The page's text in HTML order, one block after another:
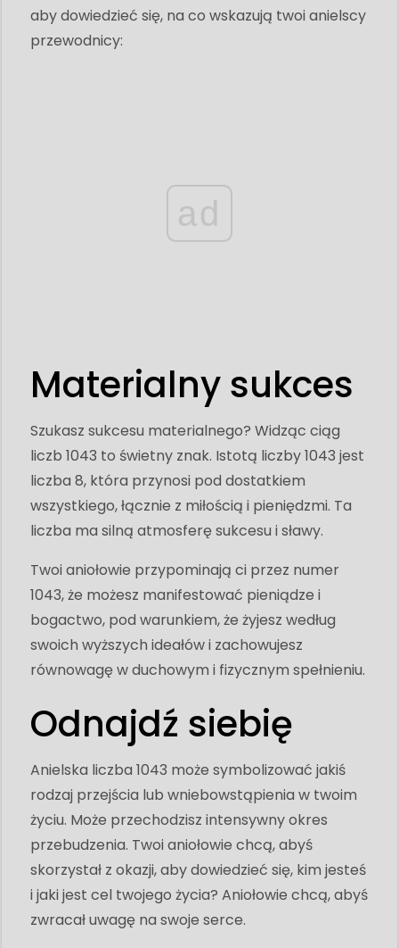
aby dowiedzieć się, na co wskazują twoi anielscy
przewodnicy:
ad
Materialny sukces
Szukasz sukcesu materialnego? Widząc ciąg
liczb 1043 to świetny znak. Istotą liczby 1043 jest
liczba 8, która przynosi pod dostatkiem
wszystkiego, łącznie z miłością i pieniędzmi. Ta
liczba ma silną atmosferę sukcesu i sławy.
Twoi aniołowie przypominają ci przez numer
1043, że możesz manifestować pieniądze i
bogactwo, pod warunkiem, że żyjesz według
swoich wyższych ideałów i zachowujesz
równowagę w duchowym i fizycznym spełnieniu.
Odnajdź siebię
Anielska liczba 1043 może symbolizować jakiś
rodzaj przejścia lub wniebowstąpienia w twoim
życiu. Może przechodzisz intensywny okres
przebudzenia. Twoi aniołowie chcą, abyś
skorzystał z okazji, aby dowiedzieć się, kim jesteś
i jaki jest cel twojego życia? Aniołowie chcą, abyś
zwracał uwagę na swoje serce.